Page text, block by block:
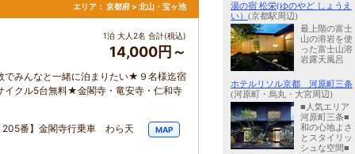
エリア： 京都府 > 北山・宝ヶ池
1泊 大人2名 合計(税込)
14,000円～
みんなと一緒に泊まりたい★９名様迄宿
クル5台無料★金閣寺・竜安寺・仁和寺
205番】金閣寺行乗車 わら天 MAP
湯の宿 松栄(ゆのやど しょうえ
い） (京都駅周辺)
最上階の富士
山の溶岩を使
った富士山溶
岩露天風呂
ホテルリソル京都 河原町三条
(河原町・烏丸・大宮周辺)
■人気エリア
河原町三条■
和の心地よさ
とスタイリッ
シュな空間■